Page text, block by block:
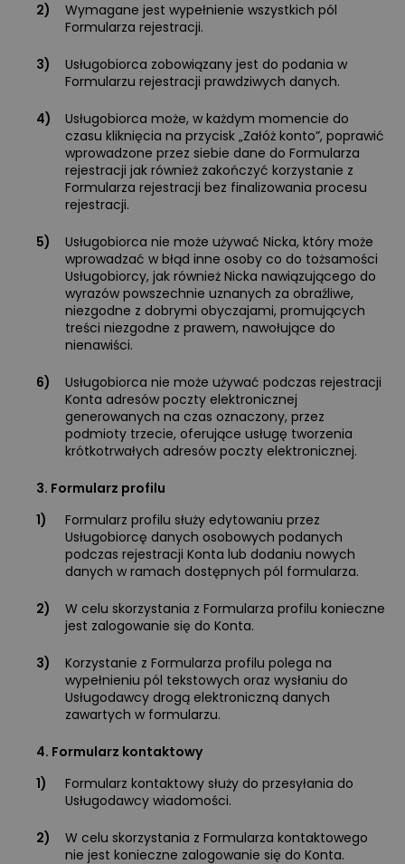
2)
Wymagane jest wypełnienie wszystkich pól
Formularza rejestracji.
3)
Usługobiorca zobowiązany jest do podania w
Formularzu rejestracji prawdziwych danych.
4)
Usługobiorca może, w każdym momencie do
czasu kliknięcia na przycisk „Załóż konto”, poprawić
wprowadzone przez siebie dane do Formularza
rejestracji jak również zakończyć korzystanie z
Formularza rejestracji bez finalizowania procesu
rejestracji.
5)
Usługobiorca nie może używać Nicka, który może
wprowadzać w błąd inne osoby co do tożsamości
Usługobiorcy, jak również Nicka nawiązującego do
wyrazów powszechnie uznanych za obraźliwe,
niezgodne z dobrymi obyczajami, promujących
treści niezgodne z prawem, nawołujące do
nienawiści.
6)
Usługobiorca nie może używać podczas rejestracji
Konta adresów poczty elektronicznej
generowanych na czas oznaczony, przez
podmioty trzecie, oferujące usługę tworzenia
krótkotrwałych adresów poczty elektronicznej.
3. Formularz profilu
1)
Formularz profilu służy edytowaniu przez
Usługobiorcę danych osobowych podanych
podczas rejestracji Konta lub dodaniu nowych
danych w ramach dostępnych pól formularza.
2)
W celu skorzystania z Formularza profilu konieczne
jest zalogowanie się do Konta.
3)
Korzystanie z Formularza profilu polega na
wypełnieniu pól tekstowych oraz wysłaniu do
Usługodawcy drogą elektroniczną danych
zawartych w formularzu.
4. Formularz kontaktowy
1)
Formularz kontaktowy służy do przesyłania do
Usługodawcy wiadomości.
2)
W celu skorzystania z Formularza kontaktowego
nie jest konieczne zalogowanie się do Konta.